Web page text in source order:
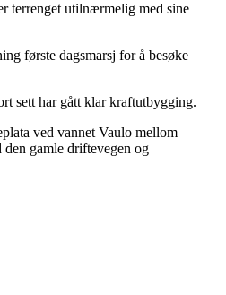
terrenget utilnærmelig med sine
første dagsmarsj for å besøke
sett har gått klar kraftutbygging.
ved vannet Vaulo mellom
gamle driftevegen og